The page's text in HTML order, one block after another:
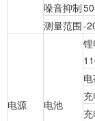
噪音抑制
测量范围-
电源 电池
锂